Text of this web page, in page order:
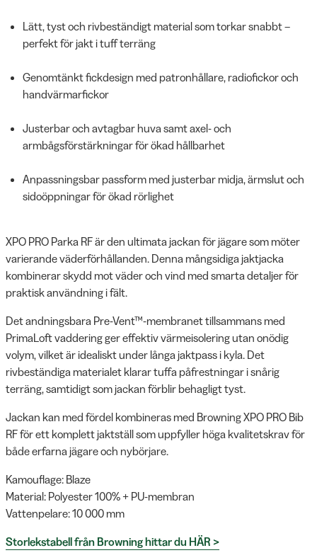
Lätt, tyst och rivbeständigt material som torkar snabbt –
perfekt för jakt i tuff terräng
Genomtänkt fickdesign med patronhållare, radiofickor och
handvärmarfickor
Justerbar och avtagbar huva samt axel- och
armbågsförstärkningar för ökad hållbarhet
Anpassningsbar passform med justerbar midja, ärmslut och
sidoöppningar för ökad rörlighet
XPO PRO Parka RF är den ultimata jackan för jägare som möter
varierande väderförhållanden. Denna mångsidiga jaktjacka
kombinerar skydd mot väder och vind med smarta detaljer för
praktisk användning i fält.
Det andningsbara Pre-Vent™-membranet tillsammans med
PrimaLoft vaddering ger effektiv värmeisolering utan onödig
volym, vilket är idealiskt under långa jaktpass i kyla. Det
rivbeständiga materialet klarar tuffa påfrestningar i snårig
terräng, samtidigt som jackan förblir behagligt tyst.
Jackan kan med fördel kombineras med Browning XPO PRO Bib
RF för ett komplett jaktställ som uppfyller höga kvalitetskrav för
både erfarna jägare och nybörjare.
Kamouflage: Blaze
Material: Polyester 100% + PU-membran
Vattenpelare: 10 000 mm
Storlekstabell från Browning hittar du HÄR >